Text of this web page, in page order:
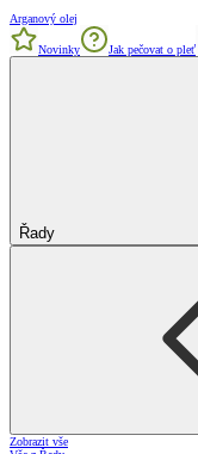
Arganový olej
Novinky Jak pečovat o pleť
Řady
Zobrazit vše